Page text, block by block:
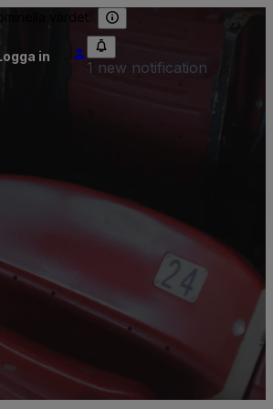
värdet.
in
1 new notification